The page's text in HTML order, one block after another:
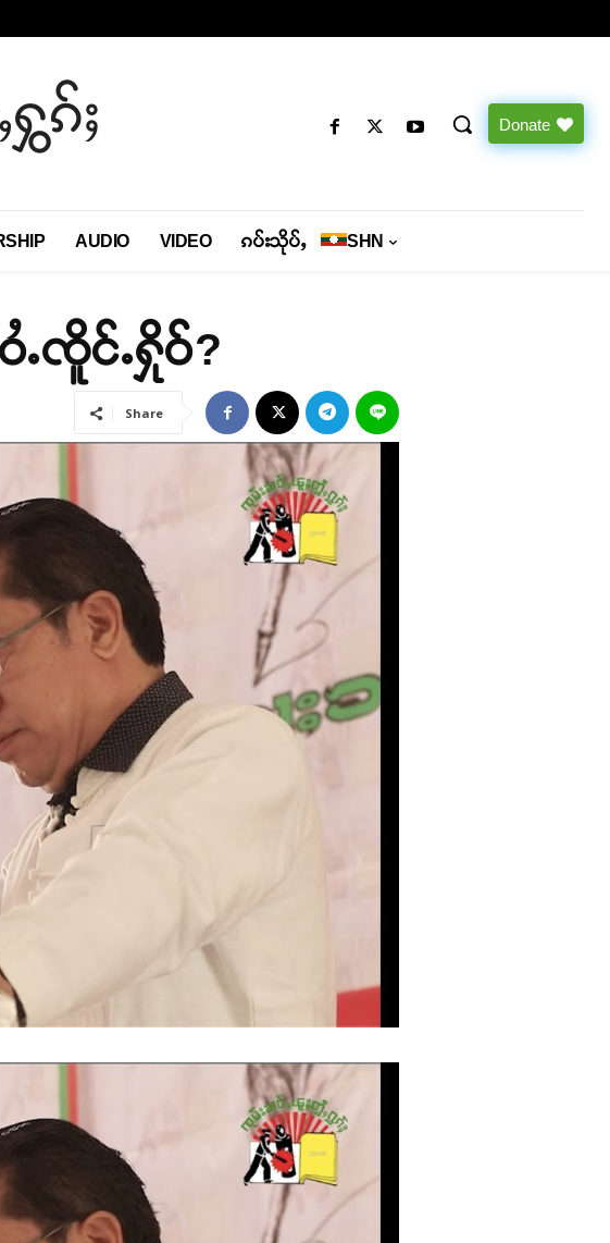
ၵ်ႈ Donate
AUDIO VIDEO ၵပ်းသိုပ်ႇ SHN
ႉၸိူင်ႉႁိုဝ်?
Share